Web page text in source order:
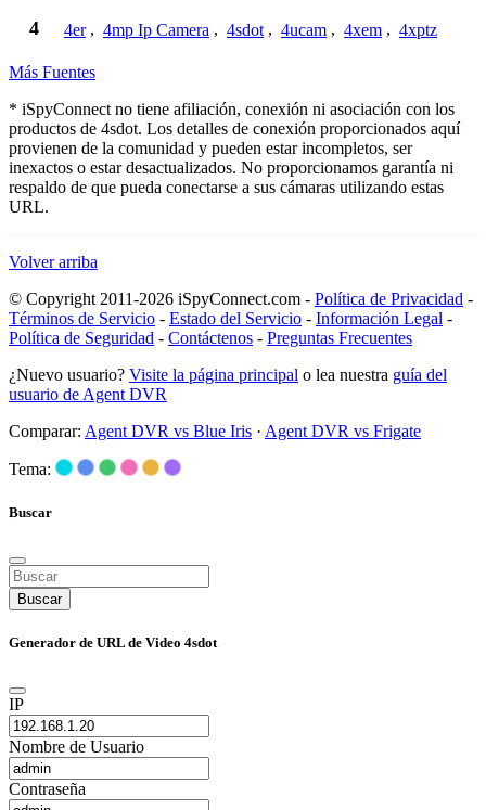
4 4er , 4mp Ip Camera , 4sdot , 4ucam , 4xem , 4xptz
Más Fuentes
* iSpyConnect no tiene afiliación, conexión ni asociación con los
productos de 4sdot. Los detalles de conexión proporcionados aquí
provienen de la comunidad y pueden estar incompletos, ser
inexactos o estar desactualizados. No proporcionamos garantía ni
respaldo de que pueda conectarse a sus cámaras utilizando estas
URL.
Volver arriba
© Copyright 2011-2026 iSpyConnect.com - Política de Privacidad -
Términos de Servicio - Estado del Servicio - Información Legal -
Política de Seguridad - Contáctenos - Preguntas Frecuentes
¿Nuevo usuario? Visite la página principal o lea nuestra guía del
usuario de Agent DVR
Comparar: Agent DVR vs Blue Iris · Agent DVR vs Frigate
Tema:
Buscar
Buscar
Generador de URL de Video 4sdot
IP
Nombre de Usuario
Contraseña